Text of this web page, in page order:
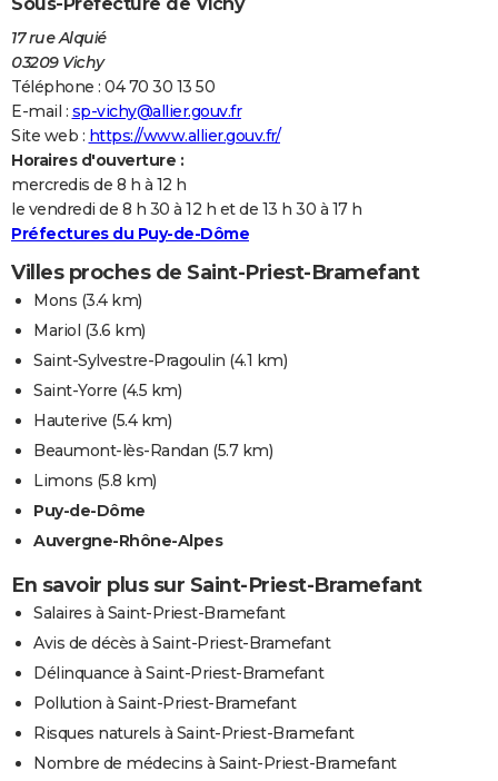
17 rue Alquié
03209 Vichy
Téléphone : 04 70 30 13 50
E-mail : sp-vichy@allier.gouv.fr
Site web : https://www.allier.gouv.fr/
Horaires d'ouverture :
mercredis de 8 h à 12 h
le vendredi de 8 h 30 à 12 h et de 13 h 30 à 17 h
Préfectures du Puy-de-Dôme
Villes proches de Saint-Priest-Bramefant
Mons (3.4 km)
Mariol (3.6 km)
Saint-Sylvestre-Pragoulin (4.1 km)
Saint-Yorre (4.5 km)
Hauterive (5.4 km)
Beaumont-lès-Randan (5.7 km)
Limons (5.8 km)
Puy-de-Dôme
Auvergne-Rhône-Alpes
En savoir plus sur Saint-Priest-Bramefant
Salaires à Saint-Priest-Bramefant
Avis de décès à Saint-Priest-Bramefant
Délinquance à Saint-Priest-Bramefant
Pollution à Saint-Priest-Bramefant
Risques naturels à Saint-Priest-Bramefant
Nombre de médecins à Saint-Priest-Bramefant